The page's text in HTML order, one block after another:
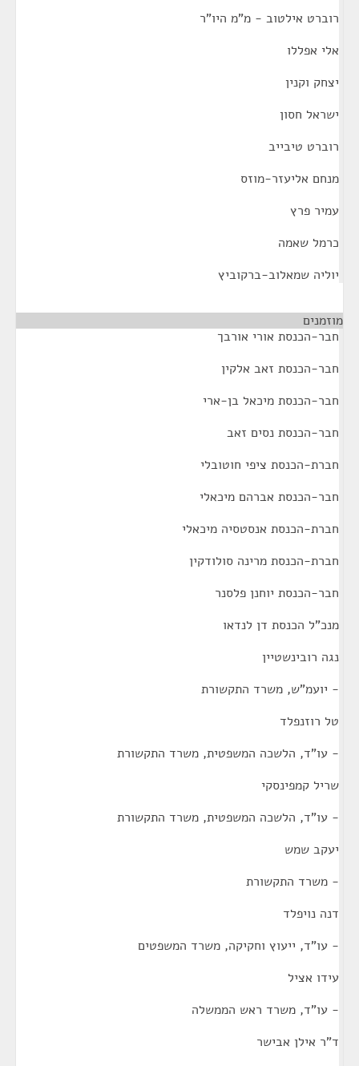
רוברט אילטוב - מ"מ היו"ר
אלי אפללו
יצחק וקנין
ישראל חסון
רוברט טיבייב
מנחם אליעזר-מוזס
עמיר פרץ
כרמל שאמה
יוליה שמאלוב-ברקוביץ
מוזמנים
חבר-הכנסת אורי אורבך
חבר-הכנסת זאב אלקין
חבר-הכנסת מיכאל בן-ארי
חבר-הכנסת נסים זאב
חברת-הכנסת ציפי חוטובלי
חבר-הכנסת אברהם מיכאלי
חברת-הכנסת אנסטסיה מיכאלי
חברת-הכנסת מרינה סולודקין
חבר-הכנסת יוחנן פלסנר
מנכ"ל הכנסת דן לנדאו
נגה רובינשטיין
- יועמ"ש, משרד התקשורת
טל רוזנפלד
- עו"ד, הלשכה המשפטית, משרד התקשורת
שריל קמפינסקי
- עו"ד, הלשכה המשפטית, משרד התקשורת
יעקב שמש
- משרד התקשורת
דנה נויפלד
- עו"ד, ייעוץ וחקיקה, משרד המשפטים
עידו אציל
- עו"ד, משרד ראש הממשלה
ד"ר אילן אבישר